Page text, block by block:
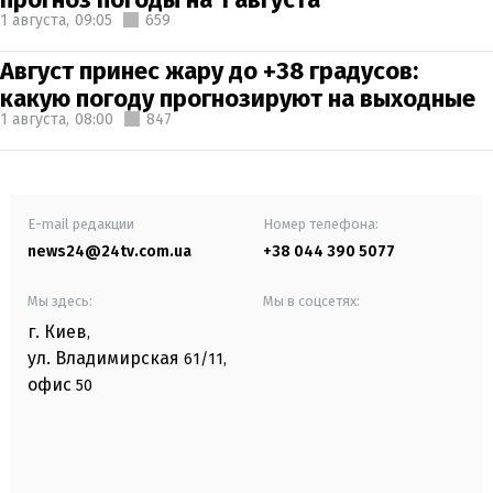
1 августа, 09:05 659
Август принес жару до +38 градусов:
какую погоду прогнозируют на выходные
1 августа, 08:00 847
E-mail редакции
news24@24tv.com.ua
Номер телефона:
+38 044 390 5077
Мы здесь:
г. Киев,
ул. Владимирская 61/11,
офис 50
Мы в соцсетях: